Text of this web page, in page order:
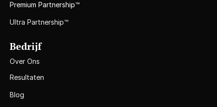
Premium Partnership™
Ultra Partnership™
Bedrijf
Over Ons
Resultaten
Blog